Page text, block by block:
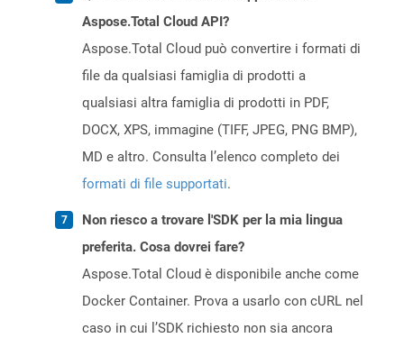
Aspose.Total Cloud API?
Aspose.Total Cloud può convertire i formati di
file da qualsiasi famiglia di prodotti a
qualsiasi altra famiglia di prodotti in PDF,
DOCX, XPS, immagine (TIFF, JPEG, PNG BMP),
MD e altro. Consulta l’elenco completo dei
formati di file supportati.
Non riesco a trovare l'SDK per la mia lingua
preferita. Cosa dovrei fare?
Aspose.Total Cloud è disponibile anche come
Docker Container. Prova a usarlo con cURL nel
caso in cui l’SDK richiesto non sia ancora